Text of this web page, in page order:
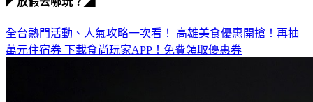
全台熱門活動、人氣攻略一次看！ 高雄美食優惠開搶！再抽
萬元住宿券 下載食尚玩家APP！免費領取優惠券